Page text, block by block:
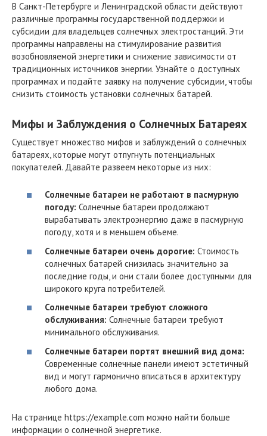
В Санкт-Петербурге и Ленинградской области действуют
различные программы государственной поддержки и
субсидии для владельцев солнечных электростанций. Эти
программы направлены на стимулирование развития
возобновляемой энергетики и снижение зависимости от
традиционных источников энергии. Узнайте о доступных
программах и подайте заявку на получение субсидии, чтобы
снизить стоимость установки солнечных батарей.
Мифы и Заблуждения о Солнечных Батареях
Существует множество мифов и заблуждений о солнечных
батареях, которые могут отпугнуть потенциальных
покупателей. Давайте развеем некоторые из них:
Солнечные батареи не работают в пасмурную
погоду: Солнечные батареи продолжают
вырабатывать электроэнергию даже в пасмурную
погоду, хотя и в меньшем объеме.
Солнечные батареи очень дорогие: Стоимость
солнечных батарей снизилась значительно за
последние годы, и они стали более доступными для
широкого круга потребителей.
Солнечные батареи требуют сложного
обслуживания: Солнечные батареи требуют
минимального обслуживания.
Солнечные батареи портят внешний вид дома:
Современные солнечные панели имеют эстетичный
вид и могут гармонично вписаться в архитектуру
любого дома.
На странице https://example.com можно найти больше
информации о солнечной энергетике.